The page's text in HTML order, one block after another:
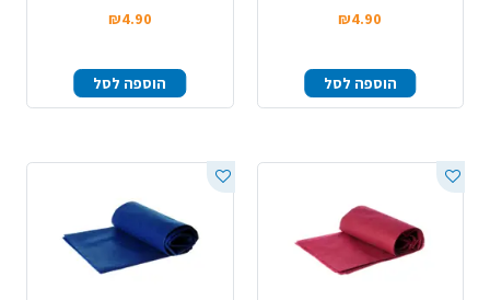
₪4.90
הוספה לסל
₪4.90
הוספה לסל